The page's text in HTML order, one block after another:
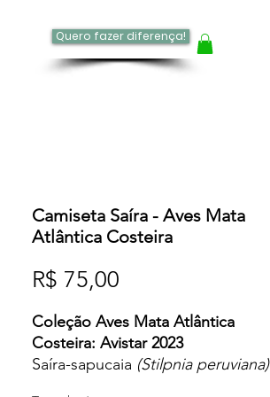
Quero fazer diferença!
Camiseta Saíra - Aves Mata
Atlântica Costeira
R$ 75,00
Coleção Aves Mata Atlântica
Costeira: Avistar 2023
Saíra-sapucaia (Stilpnia peruviana)